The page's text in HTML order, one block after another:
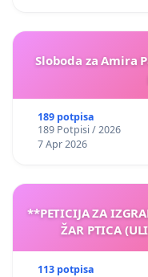
Sloboda za Amira
189 potpisa
189 Potpisi / 2026
7 Apr 2026
**PETICIJA ZA
ŽAR PTICA
113 potpisa